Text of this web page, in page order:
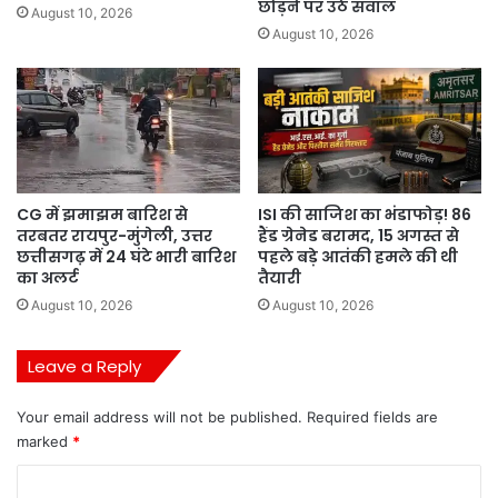
August 10, 2026 छोड़ने पर उठे सवाल
August 10, 2026
CG में झमाझम बारिश से
तरबतर रायपुर-मुंगेली, उत्तर
छत्तीसगढ़ में 24 घंटे भारी बारिश
का अलर्ट
August 10, 2026
ISI की साजिश का भंडाफोड़! 86
हैंड ग्रेनेड बरामद, 15 अगस्त से
पहले बड़े आतंकी हमले की थी
तैयारी
August 10, 2026
Leave a Reply
Your email address will not be published. Required fields are
marked *